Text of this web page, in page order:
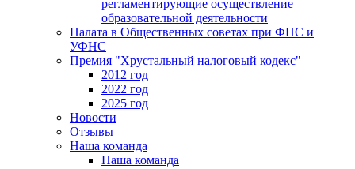
регламентирующие осуществление
образовательной деятельности
Палата в Общественных советах при ФНС и
УФНС
Премия "Хрустальный налоговый кодекс"
2012 год
2022 год
2025 год
Новости
Отзывы
Наша команда
Наша команда